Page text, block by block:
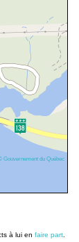
Gouvernement du Québec
à lui en faire part